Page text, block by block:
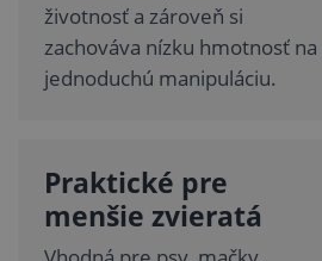
životnosť a zároveň si
zachováva nízku hmotnosť na
jednoduchú manipuláciu.
Praktické pre
menšie zvieratá